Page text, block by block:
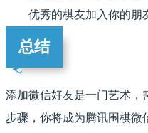
优秀的棋友加入你的朋
总结
添加微信好友是一门艺术，
步骤，你将成为腾讯围棋微